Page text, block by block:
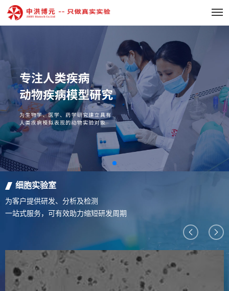
细胞实验室
为客户提供研发、分析及检测
一站式服务，可有效助力缩短研发周期